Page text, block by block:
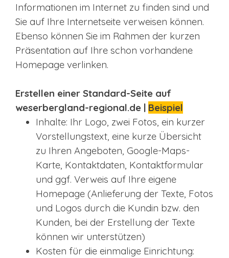
Informationen im Internet zu finden sind und
Sie auf Ihre Internetseite verweisen können.
Ebenso können Sie im Rahmen der kurzen
Präsentation auf Ihre schon vorhandene
Homepage verlinken.
Erstellen einer Standard-Seite auf
weserbergland-regional.de | Beispiel
Inhalte: Ihr Logo, zwei Fotos, ein kurzer
Vorstellungstext, eine kurze Übersicht
zu Ihren Angeboten, Google-Maps-
Karte, Kontaktdaten, Kontaktformular
und ggf. Verweis auf Ihre eigene
Homepage (Anlieferung der Texte, Fotos
und Logos durch die Kundin bzw. den
Kunden, bei der Erstellung der Texte
können wir unterstützen)
Kosten für die einmalige Einrichtung: